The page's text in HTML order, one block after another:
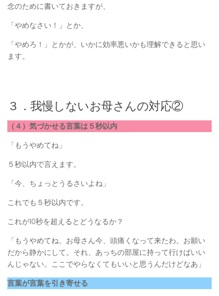
念のために書いておきますが、
「やめなさい！」とか、
「やめろ！」とかが、いかに効率悪いかも理解できると思い
ます。
３．我慢しないお母さんの対応②
（４）気づかせる言葉は５秒以内
「もうやめてね」
５秒以内で言えます。
「今、ちょっとうるさいよね」
これでも５秒以内です。
これが10秒を超えるとどうなるか？
「もうやめてね。お母さん今、頭痛くなって来たわ。お願い
だから静かにして。それ、あっちの部屋に持って行けばいい
んじゃない。ここでやらなくてもいいと思うんだけどなあ」
言葉が言葉を引き寄せる